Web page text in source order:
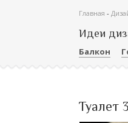
Главная -
Идеи
Балкон
Туалет